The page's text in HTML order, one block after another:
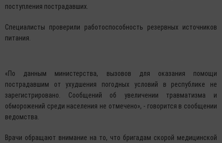
поступления пострадавших.
Специалисты проверили работоспособность резервных источников
питания.
«По данным министерства, вызовов для оказания помощи
пострадавшим от ухудшения погодных условий в республике не
зарегистрировано. Сообщений об увеличении травматизма и
обморожений среди населения не отмечено», - говорится в сообщении
ведомства.
Врачи обращают внимание на то, что бригадам скорой медицинской